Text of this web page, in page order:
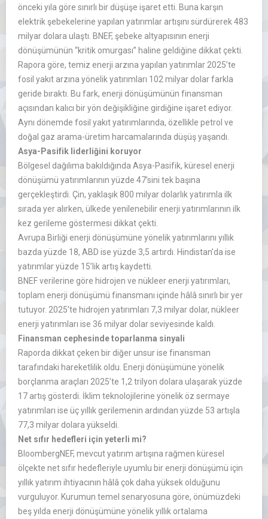
önceki yıla göre sınırlı bir düşüşe işaret etti. Buna karşın
elektrik şebekelerine yapılan yatırımlar artışını sürdürerek 483
milyar dolara ulaştı. BNEF, şebeke altyapısının enerji
dönüşümünün “kritik omurgası” haline geldiğine dikkat çekti.
Rapora göre, temiz enerji arzına yapılan yatırımlar 2025’te
fosil yakıt arzına yönelik yatırımları 102 milyar dolar farkla
geride bıraktı. Bu fark, enerji dönüşümünün finansman
açısından kalıcı bir yön değişikliğine girdiğine işaret ediyor.
Aynı dönemde fosil yakıt yatırımlarında, özellikle petrol ve
doğal gaz arama-üretim harcamalarında düşüş yaşandı.
Asya-Pasifik liderliğini koruyor
Bölgesel dağılıma bakıldığında Asya-Pasifik, küresel enerji
dönüşümü yatırımlarının yüzde 47’sini tek başına
gerçekleştirdi. Çin, yaklaşık 800 milyar dolarlık yatırımla ilk
sırada yer alırken, ülkede yenilenebilir enerji yatırımlarının ilk
kez gerileme göstermesi dikkat çekti.
Avrupa Birliği enerji dönüşümüne yönelik yatırımlarını yıllık
bazda yüzde 18, ABD ise yüzde 3,5 artırdı. Hindistan’da ise
yatırımlar yüzde 15’lik artış kaydetti.
BNEF verilerine göre hidrojen ve nükleer enerji yatırımları,
toplam enerji dönüşümü finansmanı içinde hâlâ sınırlı bir yer
tutuyor. 2025’te hidrojen yatırımları 7,3 milyar dolar, nükleer
enerji yatırımları ise 36 milyar dolar seviyesinde kaldı.
Finansman cephesinde toparlanma sinyali
Raporda dikkat çeken bir diğer unsur ise finansman
tarafındaki hareketlilik oldu. Enerji dönüşümüne yönelik
borçlanma araçları 2025’te 1,2 trilyon dolara ulaşarak yüzde
17 artış gösterdi. İklim teknolojilerine yönelik öz sermaye
yatırımları ise üç yıllık gerilemenin ardından yüzde 53 artışla
77,3 milyar dolara yükseldi.
Net sıfır hedefleri için yeterli mi?
BloombergNEF, mevcut yatırım artışına rağmen küresel
ölçekte net sıfır hedefleriyle uyumlu bir enerji dönüşümü için
yıllık yatırım ihtiyacının hâlâ çok daha yüksek olduğunu
vurguluyor. Kurumun temel senaryosuna göre, önümüzdeki
beş yılda enerji dönüşümüne yönelik yıllık ortalama